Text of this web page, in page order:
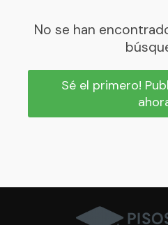
No se han
Sé el primero!